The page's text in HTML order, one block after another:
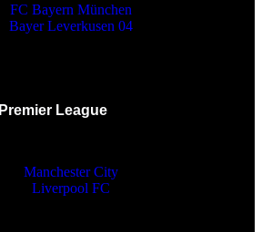
FC Bayern München
Bayer Leverkusen 04
Premier League
Manchester City
Liverpool FC